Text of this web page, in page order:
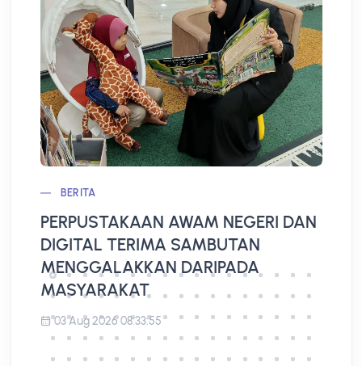
BERITA
PERPUSTAKAAN AWAM NEGERI DAN
DIGITAL TERIMA SAMBUTAN
MENGGALAKKAN DARIPADA
MASYARAKAT
03 Aug 2026 08:33:55